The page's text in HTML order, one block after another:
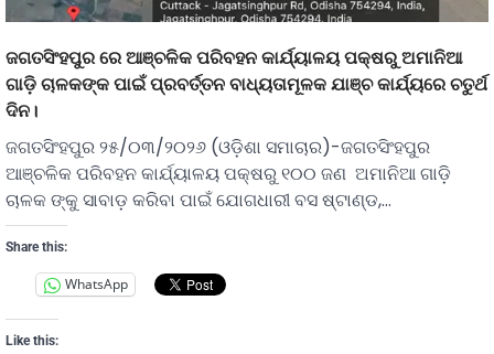
ଜଗତସିଂହପୁର ରେ ଆଞ୍ଚଳିକ ପରିବହନ କାର୍ଯ୍ୟାଳୟ ପକ୍ଷରୁ ଅମାନିଆ
ଗାଡ଼ି ଚାଳକଙ୍କ ପାଇଁ ପ୍ରବର୍ତ୍ତନ ବାଧ୍ୟତାମୂଳକ ଯାଞ୍ଚ କାର୍ଯ୍ୟରେ ଚତୁର୍ଥ
ଦିନ।
ଜଗତସିଂହପୁର ୨୫/୦୩/୨୦୨୬ (ଓଡ଼ିଶା ସମାଚାର)-ଜଗତସିଂହପୁର
ଆଞ୍ଚଳିକ ପରିବହନ କାର୍ଯ୍ୟାଳୟ ପକ୍ଷରୁ ୧୦୦ ଜଣ ଅମାନିଆ ଗାଡ଼ି
ଚାଳକ ଙ୍କୁ ସାବାଡ଼ କରିବା ପାଇଁ ଯୋଗଧାରୀ ବସ ଷ୍ଟାଣ୍ଡ,…
Share this:
WhatsApp
Like this: